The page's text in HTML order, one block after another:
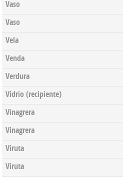
Vaso
Vaso
Vela
Venda
Verdura
Vidrio (recipiente)
Vinagrera
Vinagrera
Viruta
Viruta